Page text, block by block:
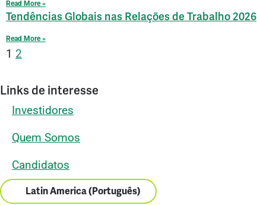
Read More »
Tendências Globais nas Relações de Trabalho 2026
Read More »
1 2
Links de interesse
Investidores
Quem Somos
Candidatos
Latin America (Português)